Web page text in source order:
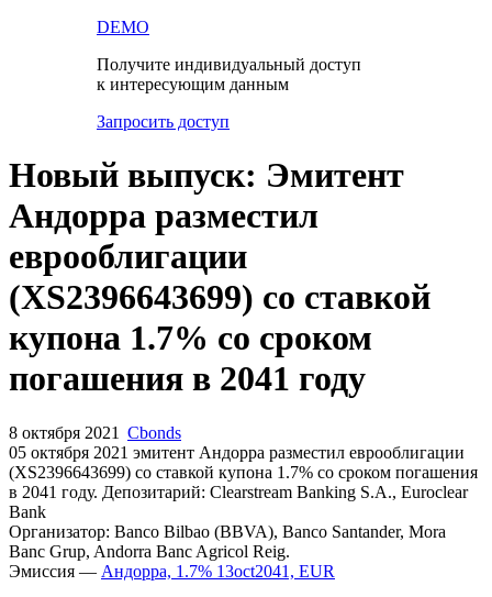
DEMO
Получите индивидуальный доступ
к интересующим данным
Запросить доступ
Новый выпуск: Эмитент
Андорра разместил
еврооблигации
(XS2396643699) со ставкой
купона 1.7% со сроком
погашения в 2041 году
8 октября 2021 Cbonds
05 октября 2021 эмитент Андорра разместил еврооблигации
(XS2396643699) cо ставкой купона 1.7% со сроком погашения
в 2041 году. Депозитарий: Clearstream Banking S.A., Euroclear
Bank
Организатор: Banco Bilbao (BBVA), Banco Santander, Mora
Banc Grup, Andorra Banc Agricol Reig.
Эмиссия — Андорра, 1.7% 13oct2041, EUR